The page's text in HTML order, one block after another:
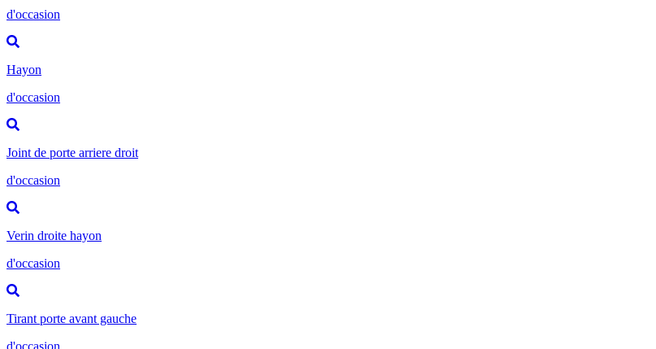
d'occasion
Hayon
d'occasion
Joint de porte arriere droit
d'occasion
Verin droite hayon
d'occasion
Tirant porte avant gauche
d'occasion